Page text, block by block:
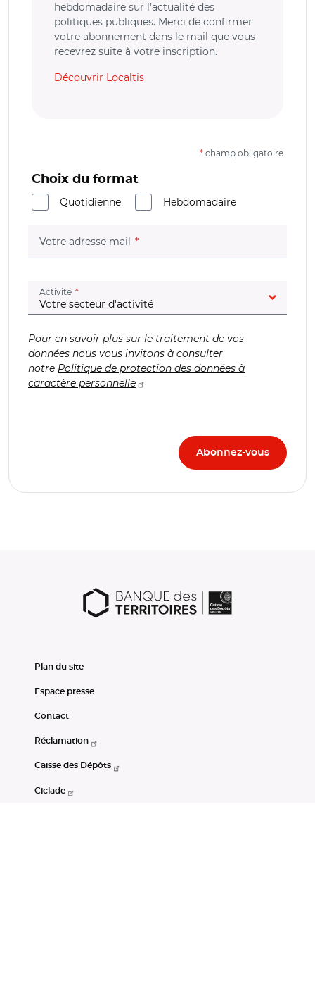
hebdomadaire sur l’actualité des
politiques publiques. Merci de confirmer
votre abonnement dans le mail que vous
recevrez suite à votre inscription.
Découvrir Localtis
* champ obligatoire
Choix du format
Quotidienne
Hebdomadaire
Votre adresse mail (champ obligatoire)
Activité (champ obligatoire)
Pour en savoir plus sur le traitement de vos
données nous vous invitons à consulter
notre Politique de protection des données à
caractère personnelle
Plan du site
Espace presse
Contact
Réclamation
Caisse des Dépôts
Ciclade